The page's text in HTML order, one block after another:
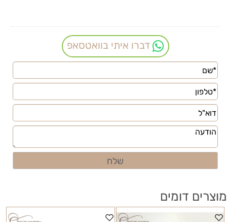
דברו איתי בוואטסאפ
מוצרים דומים